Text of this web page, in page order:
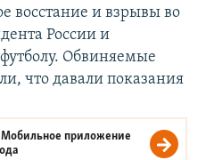
восстание и взрывы во
России и
Обвиняемые
что давали показания
Мобильное приложение